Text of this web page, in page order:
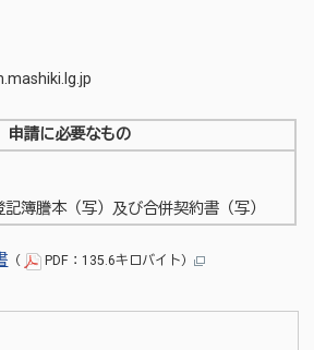
申請に必要なもの
簿謄本（写）及び合併契約書（写）
（ PDF：135.6キロバイト）